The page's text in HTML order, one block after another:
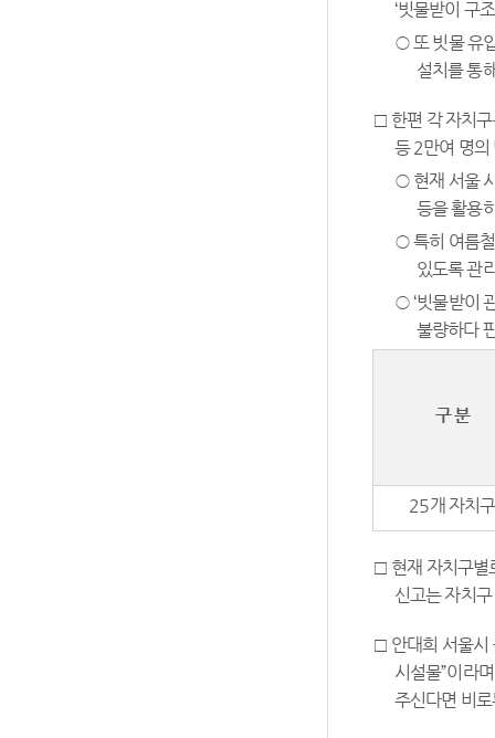
‘빗물받이 구
○ 또 빗물 유
설치를 통
□ 한편 각 자치구
등 2만여 명의
○ 현재 서울
등을 활용
○ 특히 여름
있도록 관
○ ‘빗물받이
불량하다
구 분
25개 자치구
□ 현재 자치구별
신고는 자치
□ 안대희 서울시
시설물”이라
주신다면 비